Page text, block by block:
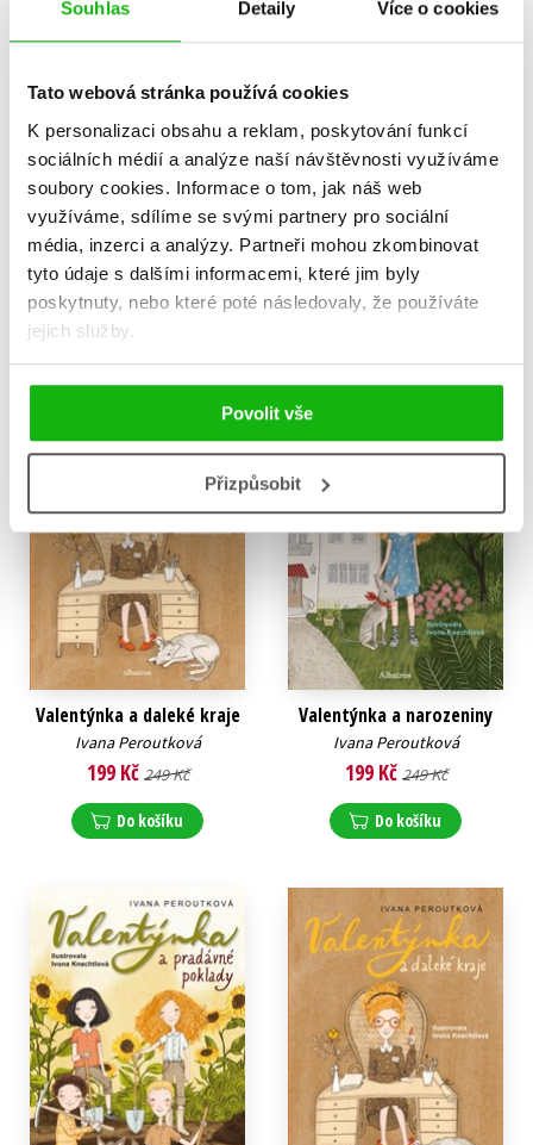
Souhlas Detaily Více o cookies
Tato webová stránka používá cookies
K personalizaci obsahu a reklam, poskytování funkcí
sociálních médií a analýze naší návštěvnosti využíváme
soubory cookies. Informace o tom, jak náš web
využíváme, sdílíme se svými partnery pro sociální
média, inzerci a analýzy. Partneři mohou zkombinovat
tyto údaje s dalšími informacemi, které jim byly
poskytnuty, nebo které poté následovaly, že používáte
jejich služby.
Povolit vše
Přizpůsobit
Valentýnka a staré řecké
báje
Ivana Peroutková
199 Kč249 Kč
Do košíku
Valentýnka a narozeniny
(audiokniha)
Ivana Peroutková
239 Kč299 Kč
Do košíku
Valentýnka a daleké kraje
Ivana Peroutková
199 Kč 249 Kč
Do košíku
Valentýnka a narozeniny
Ivana Peroutková
199 Kč 249 Kč
Do košíku